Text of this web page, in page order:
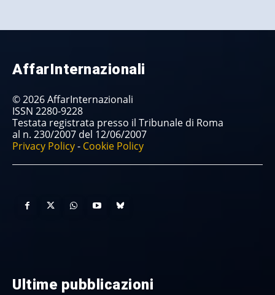
AffarInternazionali
© 2026 AffarInternazionali
ISSN 2280-9228
Testata registrata presso il Tribunale di Roma
al n. 230/2007 del 12/06/2007
Privacy Policy- Cookie Policy
Ultime pubblicazioni